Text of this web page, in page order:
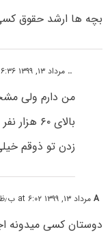
بچه ها ارشد حقوق
.. مرداد ۱۳, ۱۳۹۹ at ۶:۳۶ ب٫ظ
بالای ۶۰
زدن تو ذوقم
Aمرداد ۱۳, ۱۳۹۹ at ۶:۰۲ ب٫ظ
دوستان کسی میدونه